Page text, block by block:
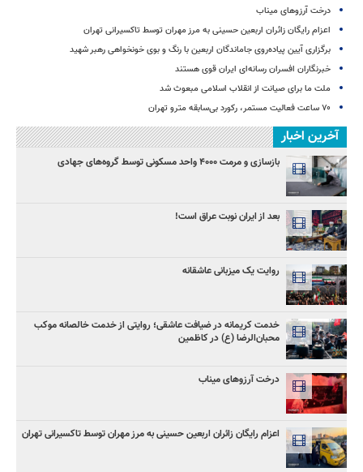
درخت آرزوهای میناب
اعزام رایگان زائران اربعین حسینی به مرز مهران توسط تاکسیرانی تهران
برگزاری آیین پیاده‌روی جاماندگان اربعین با رنگ و بوی خونخواهی رهبر شهید
خبرنگاران افسران رسانه‌ای ایران قوی هستند
ملت ما برای صیانت از انقلاب اسلامی مبعوث شد
۷۰ ساعت فعالیت مستمر، رکورد بی‌سابقه مترو تهران
آخرین اخبار
بازسازی و مرمت ۴۰۰۰ واحد مسکونی توسط گروه‌های جهادی
بعد از ایران نوبت عراق است!
روایت یک میزبانی عاشقانه
خدمت کریمانه در ضیافت عاشقی؛ روایتی از خدمت خالصانه موکب
محبان‌الرضا (ع) در کاظمین
درخت آرزوهای میناب
اعزام رایگان زائران اربعین حسینی به مرز مهران توسط تاکسیرانی تهران